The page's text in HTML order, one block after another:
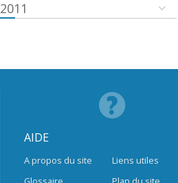
2011
AIDE
A propos du site
Liens utiles